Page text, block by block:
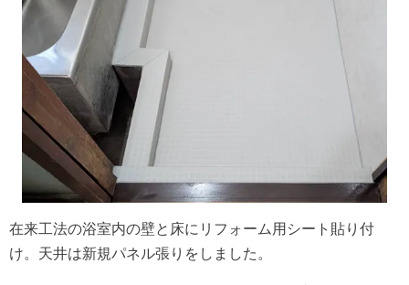
在来工法の浴室内の壁と床にリフォーム用シート貼り付
け。天井は新規パネル張りをしました。